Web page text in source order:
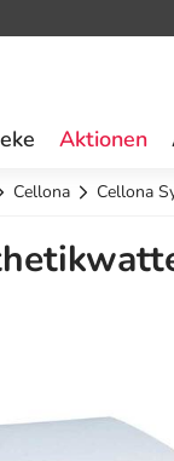
Aktionen
Cellona Cellona